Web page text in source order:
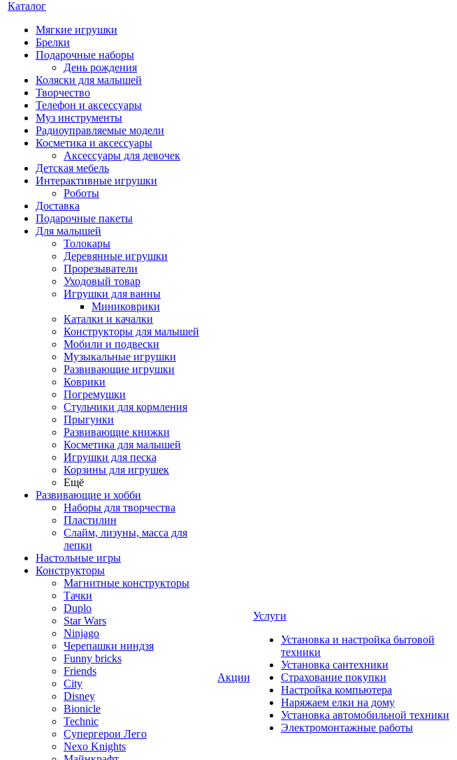
Каталог
Мягкие игрушки
Брелки
Подарочные наборы
День рождения
Коляски для малышей
Творчество
Телефон и аксессуары
Муз инструменты
Радиоуправляемые модели
Косметика и аксессуары
Аксессуары для девочек
Детская мебель
Интерактивные игрушки
Роботы
Доставка
Подарочные пакеты
Для малышей
Толокары
Деревянные игрушки
Прорезыватели
Уходовый товар
Игрушки для ванны
Миниковрики
Каталки и качалки
Конструкторы для малышей
Мобили и подвески
Музыкальные игрушки
Развивающие игрушки
Коврики
Погремушки
Стульчики для кормления
Прыгунки
Развивающие книжки
Косметика для малышей
Игрушки для песка
Корзины для игрушек
Ещё
Развивающие и хобби
Наборы для творчества
Пластилин
Слайм, лизуны, масса для
лепки
Настольные игры
Конструкторы
Магнитные конструкторы
Тачки
Duplo
Star Wars
Ninjago
Черепашки ниндзя
Funny bricks
Friends
City
Disney
Bionicle
Technic
Супергерои Лего
Nexo Knights
Акции
Услуги
Установка и настройка бытовой
техники
Установка сантехники
Страхование покупки
Настройка компьютера
Наряжаем елки на дому
Установка автомобильной техники
Электромонтажные работы